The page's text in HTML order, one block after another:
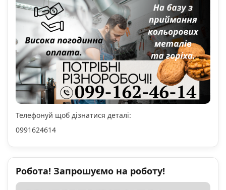
Телефонуй щоб дізнатися деталі:
0991624614
Робота! Запрошуємо на роботу!